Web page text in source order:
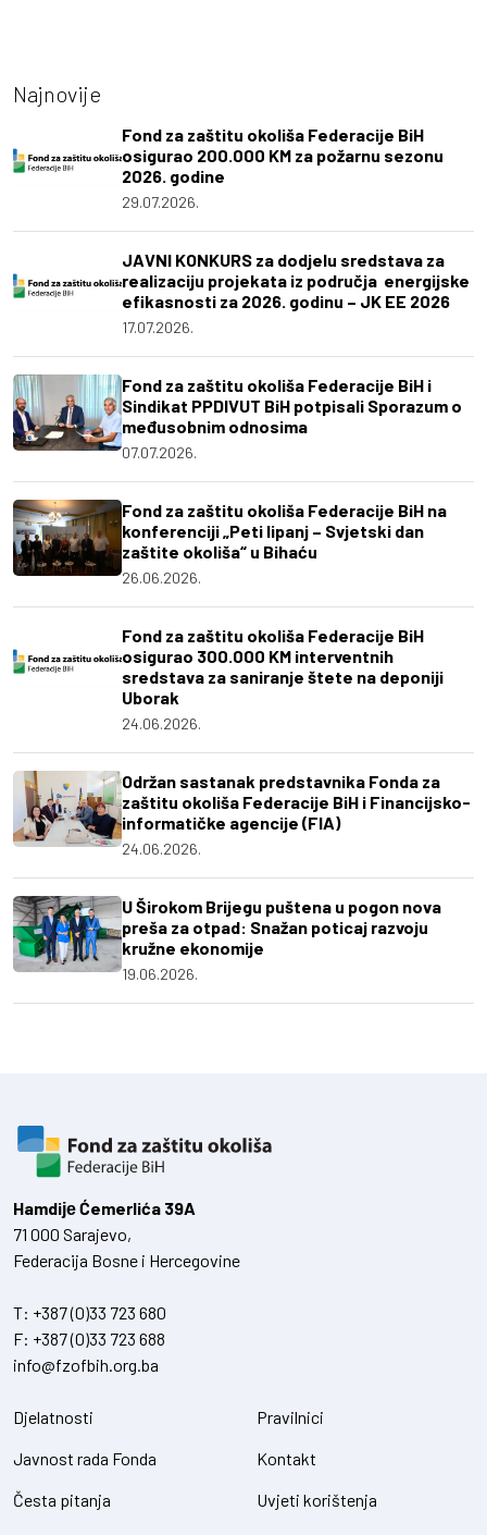
Najnovije
Fond za zaštitu okoliša Federacije BiH
osigurao 200.000 KM za požarnu sezonu
2026. godine
29.07.2026.
JAVNI KONKURS za dodjelu sredstava za
realizaciju projekata iz područja energijske
efikasnosti za 2026. godinu – JK EE 2026
17.07.2026.
Fond za zaštitu okoliša Federacije BiH i
Sindikat PPDIVUT BiH potpisali Sporazum o
međusobnim odnosima
07.07.2026.
Fond za zaštitu okoliša Federacije BiH na
konferenciji „Peti lipanj – Svjetski dan
zaštite okoliša“ u Bihaću
26.06.2026.
Fond za zaštitu okoliša Federacije BiH
osigurao 300.000 KM interventnih
sredstava za saniranje štete na deponiji
Uborak
24.06.2026.
Održan sastanak predstavnika Fonda za
zaštitu okoliša Federacije BiH i Financijsko-
informatičke agencije (FIA)
24.06.2026.
U Širokom Brijegu puštena u pogon nova
preša za otpad: Snažan poticaj razvoju
kružne ekonomije
19.06.2026.
Hamdiје Ćemerlića 39A
71 000 Sarajevo,
Federacija Bosne i Hercegovine
T: +387 (0)33 723 680
F: +387 (0)33 723 688
info@fzofbih.org.ba
Djelatnosti
Javnost rada Fonda
Česta pitanja
Pravilnici
Kontakt
Uvjeti korištenja